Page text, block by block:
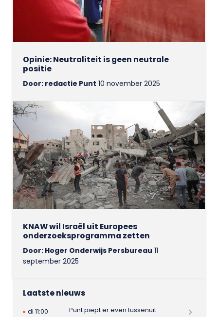
Opinie: Neutraliteit is geen neutrale
positie
Door: redactie Punt 10 november 2025
KNAW wil Israël uit Europees
onderzoeksprogramma zetten
Door: Hoger Onderwijs Persbureau 11
september 2025
Laatste nieuws
di 11:00
Punt piept er even tussenuit